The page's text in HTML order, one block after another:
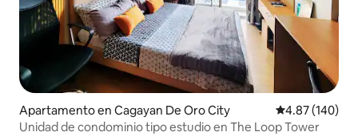
Apartamento en Cagayan De Oro City Calificación
4.87 (140)
Unidad de condominio tipo estudio en The Loop Tower